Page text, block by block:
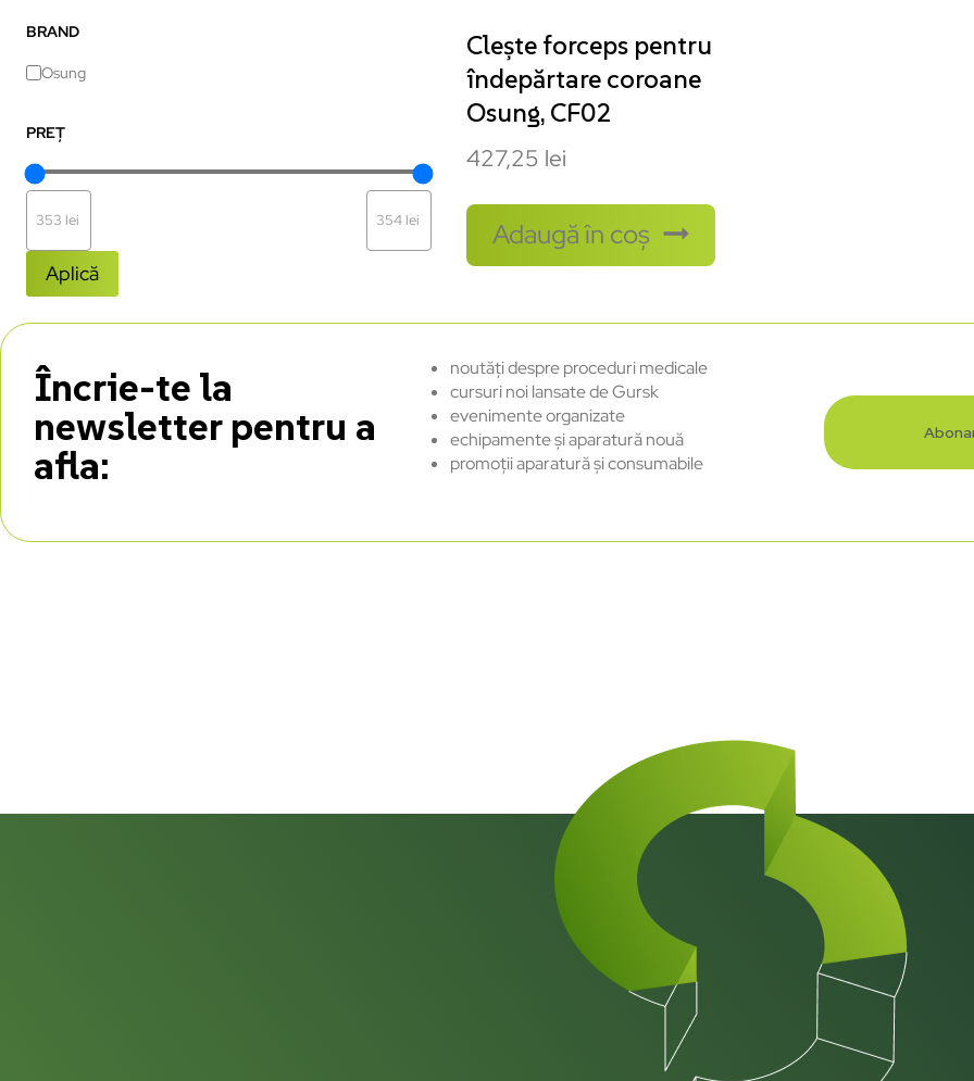
BRAND
Osung
PREȚ
Aplică
Clește forceps pentru
îndepărtare coroane
Osung, CF02
427,25 lei
Adaugă în coș
Încrie-te la
newsletter pentru a
afla:
noutăți despre proceduri medicale
cursuri noi lansate de Gursk
evenimente organizate
echipamente și aparatură nouă
promoții aparatură și consumabile